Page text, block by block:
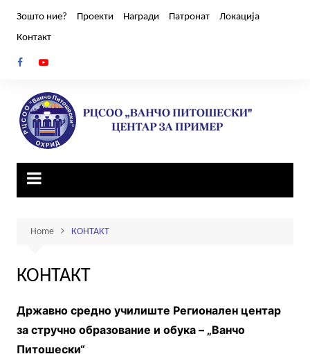
content
Зошто ние? Проекти Награди Патронат
Локација
Контакт
Home КОНТАКТ
КОНТАКТ
Државно средно училиште Регионален центар
за стручно образование и обука – „Ванчо
Питошески“